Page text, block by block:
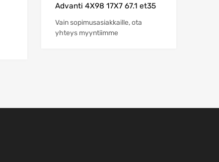
Advanti 4X98 17X7 67.1 et35
Vain sopimusasiakkaille, ota
yhteys myyntiimme